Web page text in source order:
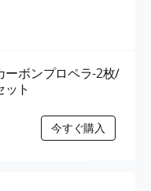
ーボンプロペラ-2枚/
ット